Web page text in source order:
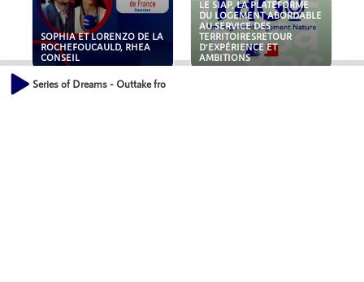
SOPHIA ET LORENZO DE LA
ROCHEFOUCAULD, RHEA
CONSEIL
LE SIAP, LA PLATEFORME
DU LOGEMENT ABORDABLE
AU SERVICE DES
TERRITOIRESRETOUR
D'EXPÉRIENCE ET
AMBITIONS
Series of Dreams - Outtake fro